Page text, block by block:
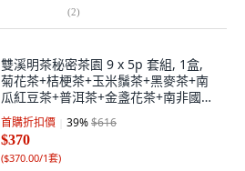
(2)
雙溪明茶秘密茶園 9 x 5p 套組, 1盒,
菊花茶+桔梗茶+玉米鬚茶+黑麥茶+南
瓜紅豆茶+普洱茶+金盞花茶+南非國寶
茶+洋甘菊茶
首購折扣價 39%$616
$370
($370.00/1套)